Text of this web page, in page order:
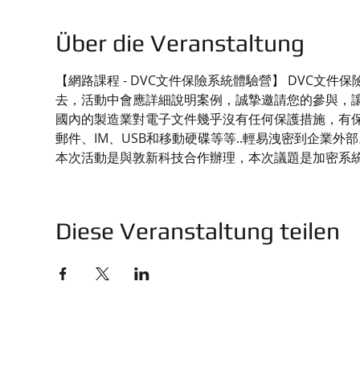
Über die Veranstaltung
【網路課程 - DVC文件保險系統體驗營】 DVC文件
去，活動中會應詳細說明案例，誠摯邀請您的參與，
國內的製造業對電子文件幾乎沒有任何保護措施，
郵件、IM、USB和移動硬碟等等..輕易洩密到企業外
本次活動是與敦新科技合作辦理，本次議題是加密系
Diese Veranstaltung teilen